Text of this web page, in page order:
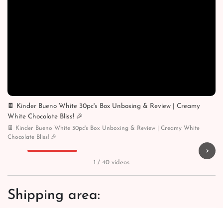
🍫 Kinder Bueno White 30pc's Box Unboxing & Review | Creamy
White Chocolate Bliss! 🎉
🍫 Kinder Bueno White 30pc's Box Unboxing & Review | Creamy White
Chocolate Bliss! 🎉
▶ ›
1 / 40 videos
Shipping area: